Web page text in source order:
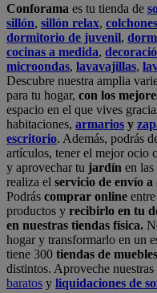
Conforama es tu tienda de
sillón, sillón relax, colchones
dormitorio de juvenil,
cocinas a medida,
microondas, lavavajillas,
Descubre nuestra amplia
para tu hogar, con los
espacio en el que vives
habitaciones, armarios y
escritorio. Además, podrás
artículos, tener el mejor ocio
y aprovechar tu jardín en
realiza el servicio de envío
Podrás comprar online
productos y recibirlo en tu
en nuestras tiendas física.
hogar y transformarlo en un
tiene 300 tiendas de muebles
distintos. Aproveche nuestras
baratos y liquidaciones de